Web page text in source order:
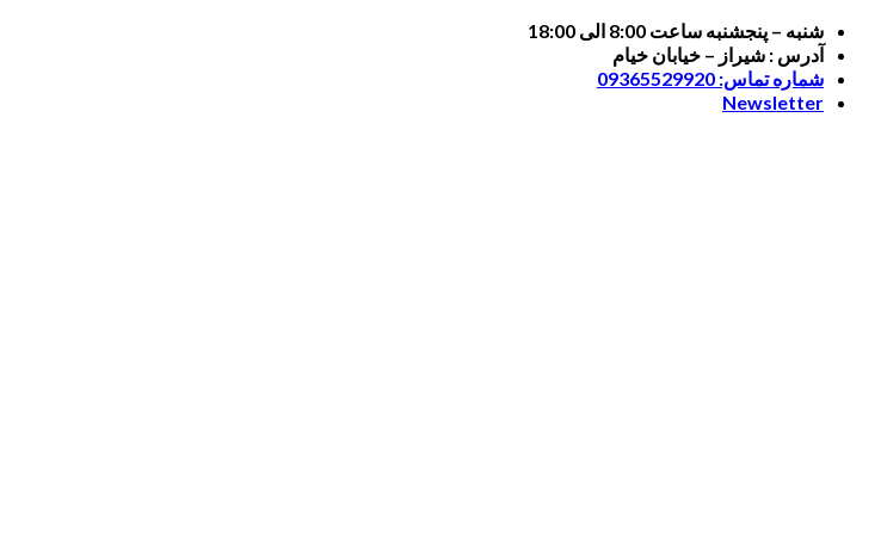
Skip
content
شنبه – پنجشنبه ساعت 8:00 الی 18:00
آدرس : شیراز – خیابان خیام
شماره تماس: 09365529920
Newsletter